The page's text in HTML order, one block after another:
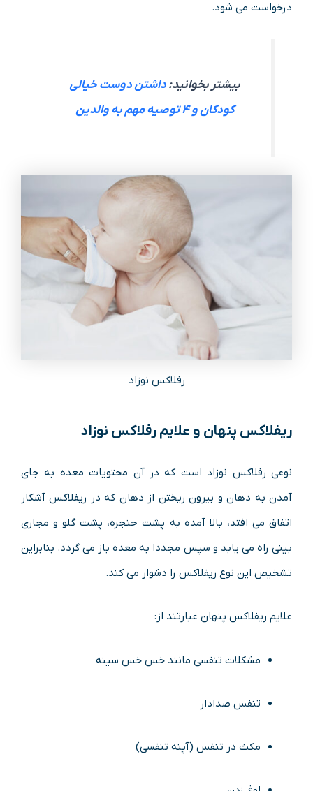
درخواست می شود.
بیشتر بخوانید:داشتن دوست خیالی
کودکان و ۴ توصیه مهم به والدین
رفلاکس نوزاد
ریفلاکس پنهان و علایم رفلاکس نوزاد
نوعی رفلاکس نوزاد است که در آن محتویات معده به جای
آمدن به دهان و بیرون ریختن از دهان که در ریفلاکس آشکار
اتفاق می افتد، بالا آمده به پشت حنجره، پشت گلو و مجاری
بینی راه می یابد و سپس مجددا به معده باز می گردد. بنابراین
تشخیص این نوع ریفلاکس را دشوار می کند.
علایم ریفلاکس پنهان عبارتند از:
مشکلات تنفسی مانند خس خس سینه
تنفس صدادار
مکث در تنفس (آپنه تنفسی)